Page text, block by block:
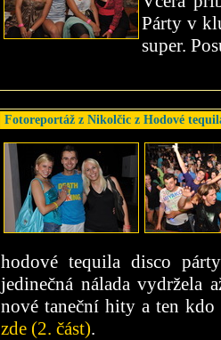
Párty v
super.
Fotoreportáž z Nikolčic z Hodové
hodové tequila disco
jedinečná nálada vydržela
nové taneční hity a ten
zde (2. část).